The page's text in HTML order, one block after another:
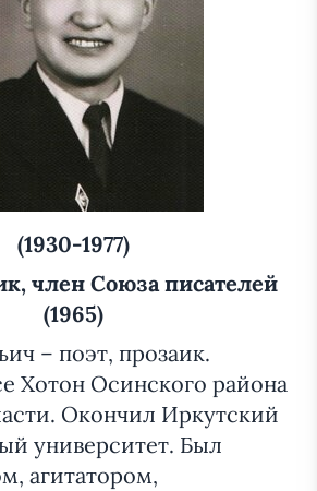
(1930-1977)
член Союза писателей
(1965)
– поэт, прозаик.
Хотон Осинского района
Окончил Иркутский
университет. Был
агитатором,